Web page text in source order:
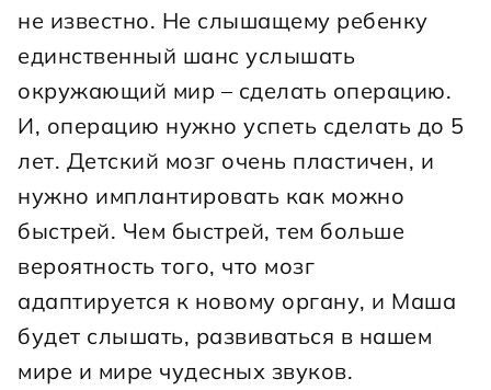
не известно. Не слышащему ребенку
единственный шанс услышать
окружающий мир – сделать операцию.
И, операцию нужно успеть сделать до 5
лет. Детский мозг очень пластичен, и
нужно имплантировать как можно
быстрей. Чем быстрей, тем больше
вероятность того, что мозг
адаптируется к новому органу, и Маша
будет слышать, развиваться в нашем
мире и мире чудесных звуков.